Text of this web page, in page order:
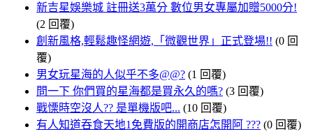
新吉星娛樂城 註冊送3萬分 數位男女專屬加贈5000分!
(2 回覆)
創新風格,輕鬆趣怪網遊,「微觀世界」正式登場!! (0 回
覆)
男女玩星海的人似乎不多@@? (1 回覆)
問一下 你們買的星海都是買永久的嗎? (3 回覆)
戰慄時空沒人?? 是單機版吧... (10 回覆)
有人知道吞食天地1免費版的開商店怎開阿 ??? (0 回覆)